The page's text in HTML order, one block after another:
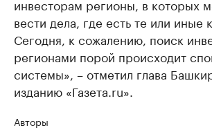
инвесторам регионы, в которых
вести дела, где есть те или иные
Сегодня, к сожалению, поиск
регионами порой происходит
системы», – отметил глава
изданию «Газета.ru».
Авторы